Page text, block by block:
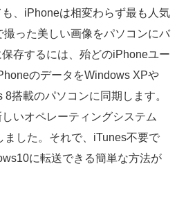
、iPhoneは相変わらず最も人気
った美しい画像をパソコンにバ
存するには、殆どのiPhoneユー
のデータをWindows XPや
搭載のパソコンに同期します。
いオペレーティングシステム
した。それで、iTunes不要で
に転送できる簡単な方法が